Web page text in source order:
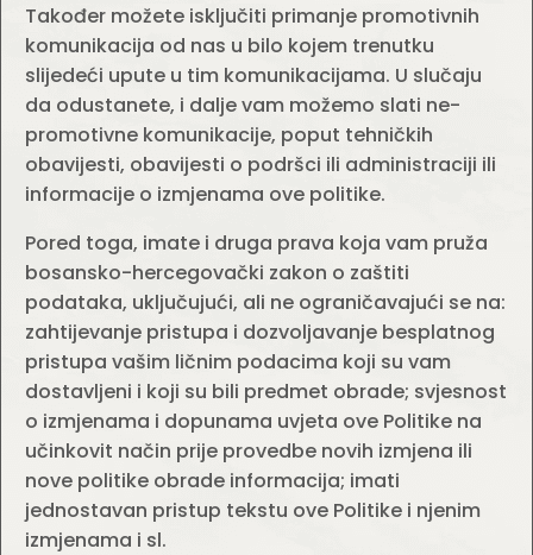
Također možete isključiti primanje promotivnih
komunikacija od nas u bilo kojem trenutku
slijedeći upute u tim komunikacijama. U slučaju
da odustanete, i dalje vam možemo slati ne-
promotivne komunikacije, poput tehničkih
obavijesti, obavijesti o podršci ili administraciji ili
informacije o izmjenama ove politike.
Pored toga, imate i druga prava koja vam pruža
bosansko-hercegovački zakon o zaštiti
podataka, uključujući, ali ne ograničavajući se na:
zahtijevanje pristupa i dozvoljavanje besplatnog
pristupa vašim ličnim podacima koji su vam
dostavljeni i koji su bili predmet obrade; svjesnost
o izmjenama i dopunama uvjeta ove Politike na
učinkovit način prije provedbe novih izmjena ili
nove politike obrade informacija; imati
jednostavan pristup tekstu ove Politike i njenim
izmjenama i sl.